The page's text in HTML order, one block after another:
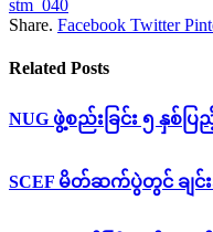
stm_040
Share. Facebook Twitter
Related Posts
NUG ဖွဲ့စည်းခြင်း ၅ နှ
SCEF မိတ်ဆက်ပွဲတွင် ချင်းအ